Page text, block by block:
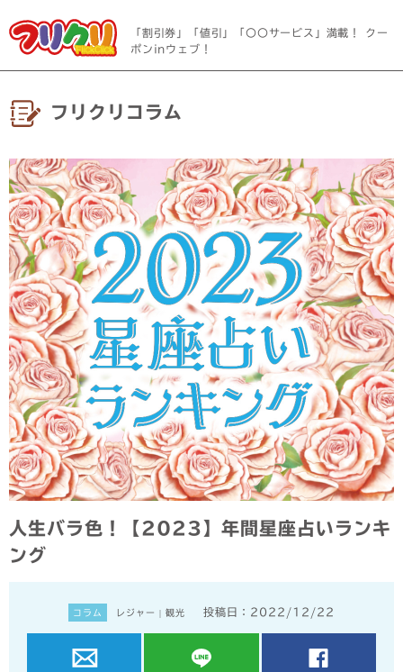
「割引券」「値引」「〇〇サービス」満載！ クー
ポンinウェブ！
フリクリコラム
人生バラ色！【2023】年間星座占いランキ
ング
コラム レジャー 観光 投稿日：2022/12/22